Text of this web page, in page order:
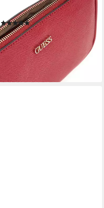
(2)
ab 87,50 € UVP125,00 €
-30%
lieferbar - in 2-3 Werktagen bei dir